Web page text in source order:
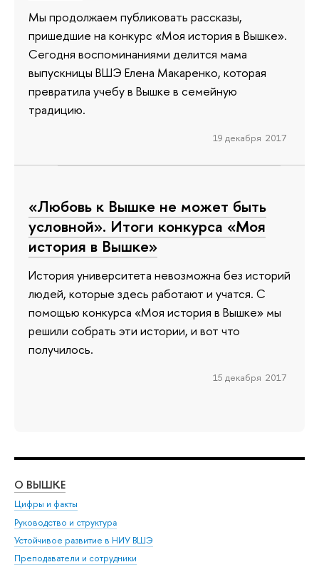
Мы продолжаем публиковать рассказы,
пришедшие на конкурс «Моя история в Вышке».
Сегодня воспоминаниями делится мама
выпускницы ВШЭ Елена Макаренко, которая
превратила учебу в Вышке в семейную
традицию.
19 декабря 2017
«Любовь к Вышке не может быть
условной». Итоги конкурса «Моя
история в Вышке»
История университета невозможна без историй
людей, которые здесь работают и учатся. С
помощью конкурса «Моя история в Вышке» мы
решили собрать эти истории, и вот что
получилось.
15 декабря 2017
О ВЫШКЕ
Цифры и факты
Руководство и структура
Устойчивое развитие в НИУ ВШЭ
Преподаватели и сотрудники